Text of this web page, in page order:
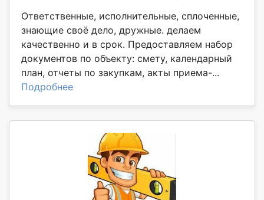
Ответственные, исполнительные, сплоченные,
знающие своё дело, дружные. делаем
качественно и в срок. Предоставляем набор
документов по объекту: смету, календарный
план, отчеты по закупкам, акты приема-...
Подробнее